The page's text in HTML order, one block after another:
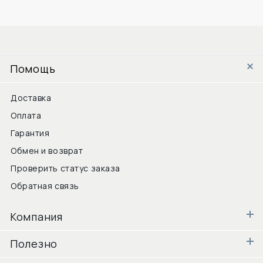
Помощь
Доставка
Оплата
Гарантия
Обмен и возврат
Проверить статус заказа
Обратная связь
Компания
Полезно